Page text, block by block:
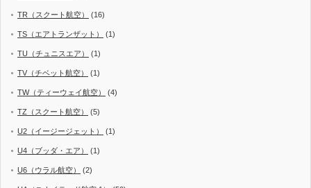
TR（スクート航空） (16)
TS（エアトランザット） (1)
TU（チュニスエア） (1)
TV（チベット航空） (1)
TW（ティーウェイ航空） (4)
TZ（スクート航空） (5)
U2（イージージェット） (1)
U4（ブッダ・エア） (1)
U6（ウラル航空） (2)